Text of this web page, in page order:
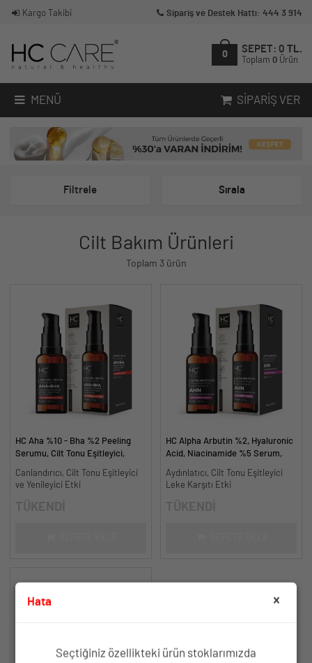
Kargo Takibi Sipariş ve Destek Hattı: 444 3 914
0
SEPET: 0 TL.
Toplam 0 Ürün
MENÜ SIPARIŞ VER
Filtrele Sırala
Cilt Bakım Ürünleri
Toplam 3 ürün
HC Aha %10 - Bha %2 Peeling
Serumu, Cilt Tonu Eşitleyici,
Canlandırıcı, Cilt Tonu Eşitleyici
ve Yenileyici Etki
HC Alpha Arbutin %2, Hyaluronic
Acid, Niacinamide %5 Serum,
ml.
Aydınlatıcı, Cilt Tonu Eşitleyici
Leke Karşıtı Etki
Hata
Seçtiğiniz özellikteki ürün stoklarımızda